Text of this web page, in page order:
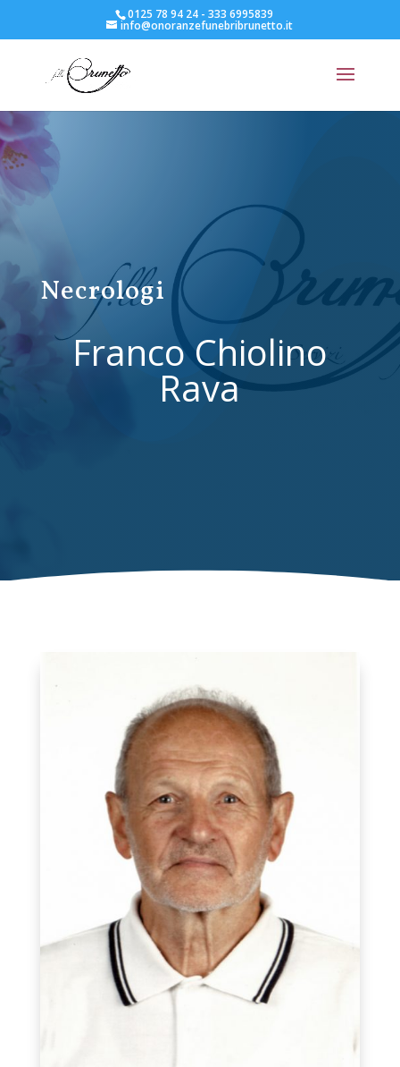
0125 78 94 24 - 333 6995839
info@onoranzefunebribrunetto.it
Necrologi
Franco Chiolino
Rava